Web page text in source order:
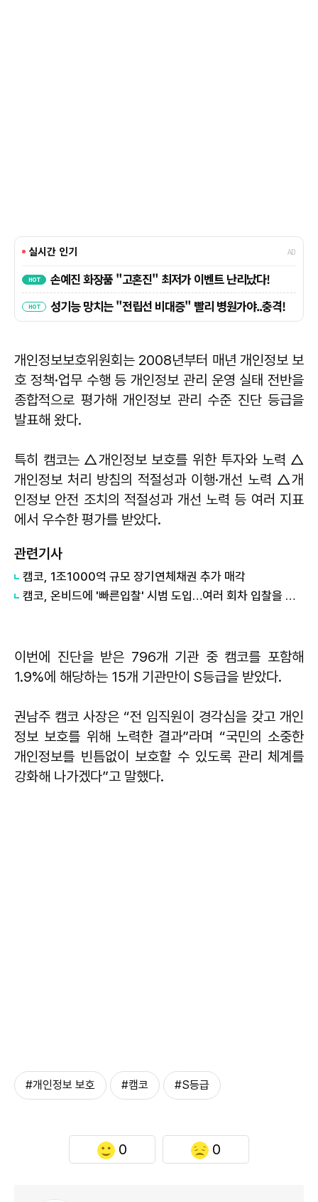
개인정보보호위원회는 2008년부터 매년 개인정보 보
호 정책·업무 수행 등 개인정보 관리 운영 실태 전반을
종합적으로 평가해 개인정보 관리 수준 진단 등급을
발표해 왔다.
특히 캠코는 △개인정보 보호를 위한 투자와 노력 △
개인정보 처리 방침의 적절성과 이행·개선 노력 △개
인정보 안전 조치의 적절성과 개선 노력 등 여러 지표
에서 우수한 평가를 받았다.
관련기사
캠코, 1조1000억 규모 장기연체채권 추가 매각
캠코, 온비드에 '빠른입찰' 시범 도입…여러 회차 입찰을 한 번에
이번에 진단을 받은 796개 기관 중 캠코를 포함해
1.9%에 해당하는 15개 기관만이 S등급을 받았다.
권남주 캠코 사장은 “전 임직원이 경각심을 갖고 개인
정보 보호를 위해 노력한 결과”라며 “국민의 소중한
개인정보를 빈틈없이 보호할 수 있도록 관리 체계를
강화해 나가겠다”고 말했다.
#개인정보 보호 #캠코 #S등급
0 0